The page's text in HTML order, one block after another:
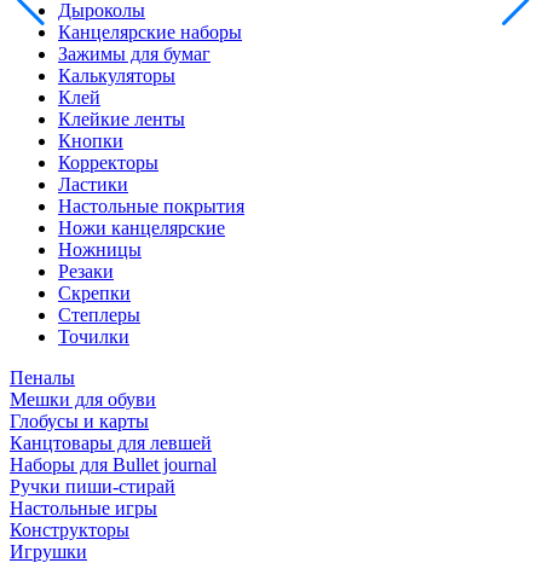
Дыроколы
Канцелярские наборы
Зажимы для бумаг
Калькуляторы
Клей
Клейкие ленты
Кнопки
Корректоры
Ластики
Настольные покрытия
Ножи канцелярские
Ножницы
Резаки
Скрепки
Степлеры
Точилки
Пеналы
Мешки для обуви
Глобусы и карты
Канцтовары для левшей
Наборы для Bullet journal
Ручки пиши-стирай
Настольные игры
Конструкторы
Игрушки